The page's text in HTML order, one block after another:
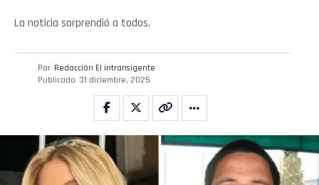
La noticia sorprendió a todos.
Por Redacción El intransigente
Publicado 31 diciembre, 2025